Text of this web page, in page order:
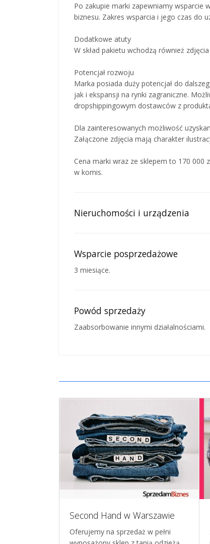
Po zakupie marki zapewniamy wsparcie
biznesu. Zakres wsparcia i jego czas do
Dodatkowe atuty
W skład pakietu wchodzą również
Potencjał rozwoju
Marka posiada duży potencjał do
jak i ekspansji na rynki zagraniczne.
dropshippingowym dostawców z
Dla zainteresowanych możliwość
Załączone zdjęcia mają charakter
Cena marki wraz ze sklepem to 170 000
w komis.
Nieruchomości i urządzenia
Wsparcie posprzedażowe
3 miesiące.
Powód sprzedaży
Zaabsorbowanie innymi działalnościami.
Second Hand w Warszawie
Oferujemy na sprzedaż w pełni